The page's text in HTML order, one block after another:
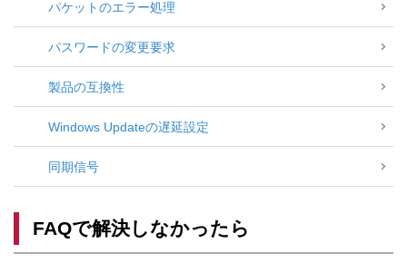
パケットのエラー処理
パスワードの変更要求
製品の互換性
Windows Updateの遅延設定
同期信号
FAQで解決しなかったら